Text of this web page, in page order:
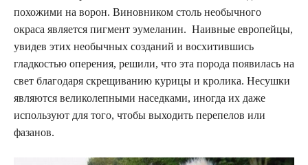
похожими на ворон. Виновником столь необычного
окраса является пигмент эумеланин. Наивные европейцы,
увидев этих необычных созданий и восхитившись
гладкостью оперения, решили, что эта порода появилась на
свет благодаря скрещиванию курицы и кролика. Несушки
являются великолепными наседками, иногда их даже
используют для того, чтобы выходить перепелов или
фазанов.